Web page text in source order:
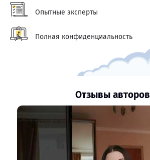
Опытные эксперты
Полная конфиденциальность
Отзывы авторов